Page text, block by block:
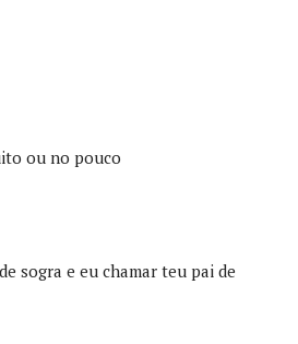
ou no pouco
sogra e eu chamar teu pai de